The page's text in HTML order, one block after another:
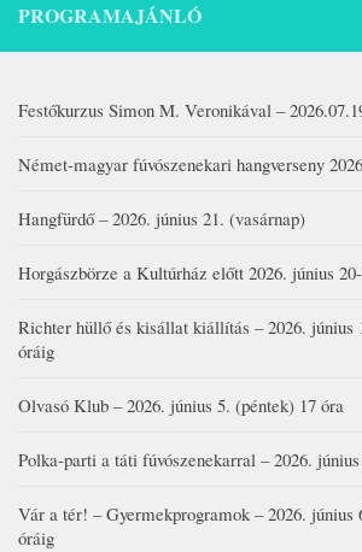
PROGRAMAJÁNLÓ
Festőkurzus Simon M. Veronikával –
Német-magyar fúvószenekari hangverseny
Hangfürdő – 2026. június 21. (vasárnap)
Horgászbörze a Kultúrház előtt 2026. június
Richter hüllő és kisállat kiállítás – 2026. június
óráig
Olvasó Klub – 2026. június 5. (péntek) 17 óra
Polka-parti a táti fúvószenekarral – 2026.
Vár a tér! – Gyermekprogramok – 2026. június
óráig